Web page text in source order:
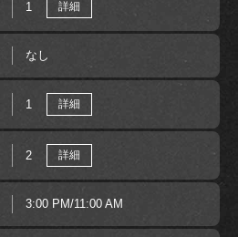
1 詳細
なし
1 詳細
2 詳細
3:00 PM/11:00 AM